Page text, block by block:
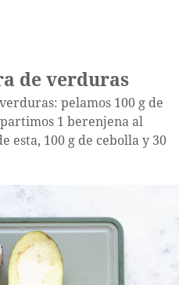
de verduras
pelamos 100 g de
1 berenjena al
esta, 100 g de cebolla y 30